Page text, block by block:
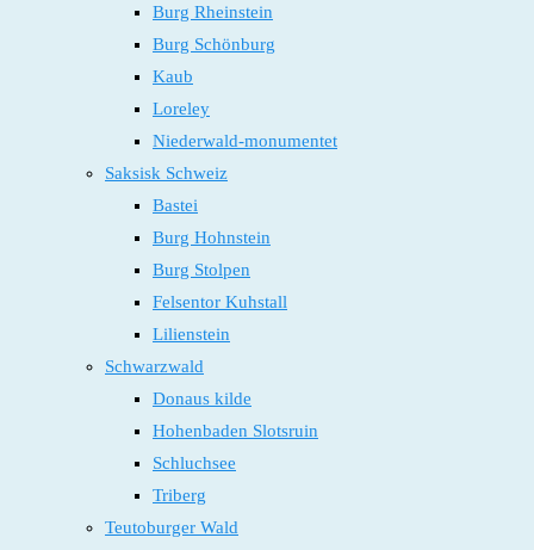
Burg Rheinstein
Burg Schönburg
Kaub
Loreley
Niederwald-monumentet
Saksisk Schweiz
Bastei
Burg Hohnstein
Burg Stolpen
Felsentor Kuhstall
Lilienstein
Schwarzwald
Donaus kilde
Hohenbaden Slotsruin
Schluchsee
Triberg
Teutoburger Wald